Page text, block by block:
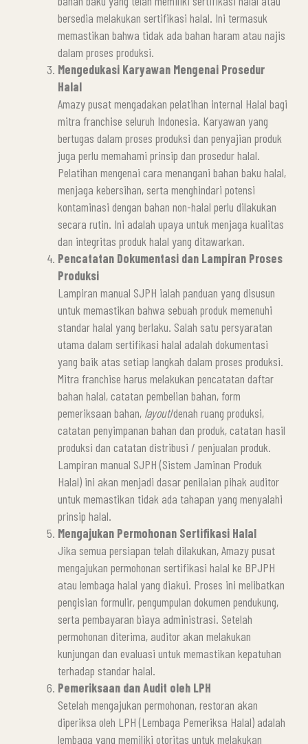
bersedia melakukan sertifikasi halal. Ini termasuk
memastikan bahwa tidak ada bahan haram atau najis
dalam proses produksi.
Mengedukasi Karyawan Mengenai Prosedur
Halal
Amazy pusat mengadakan pelatihan internal Halal bagi
mitra franchise seluruh Indonesia. Karyawan yang
bertugas dalam proses produksi dan penyajian produk
juga perlu memahami prinsip dan prosedur halal.
Pelatihan mengenai cara menangani bahan baku halal,
menjaga kebersihan, serta menghindari potensi
kontaminasi dengan bahan non-halal perlu dilakukan
secara rutin. Ini adalah upaya untuk menjaga kualitas
dan integritas produk halal yang ditawarkan.
Pencatatan Dokumentasi dan Lampiran Proses
Produksi
Lampiran manual SJPH ialah panduan yang disusun
untuk memastikan bahwa sebuah produk memenuhi
standar halal yang berlaku. Salah satu persyaratan
utama dalam sertifikasi halal adalah dokumentasi
yang baik atas setiap langkah dalam proses produksi.
Mitra franchise harus melakukan pencatatan daftar
bahan halal, catatan pembelian bahan, form
pemeriksaan bahan, layout/denah ruang produksi,
catatan penyimpanan bahan dan produk, catatan hasil
produksi dan catatan distribusi / penjualan produk.
Lampiran manual SJPH (Sistem Jaminan Produk
Halal) ini akan menjadi dasar penilaian pihak auditor
untuk memastikan tidak ada tahapan yang menyalahi
prinsip halal.
Mengajukan Permohonan Sertifikasi Halal
Jika semua persiapan telah dilakukan, Amazy pusat
mengajukan permohonan sertifikasi halal ke BPJPH
atau lembaga halal yang diakui. Proses ini melibatkan
pengisian formulir, pengumpulan dokumen pendukung,
serta pembayaran biaya administrasi. Setelah
permohonan diterima, auditor akan melakukan
kunjungan dan evaluasi untuk memastikan kepatuhan
terhadap standar halal.
Pemeriksaan dan Audit oleh LPH
Setelah mengajukan permohonan, restoran akan
diperiksa oleh LPH (Lembaga Pemeriksa Halal) adalah
lembaga yang memiliki otoritas untuk melakukan